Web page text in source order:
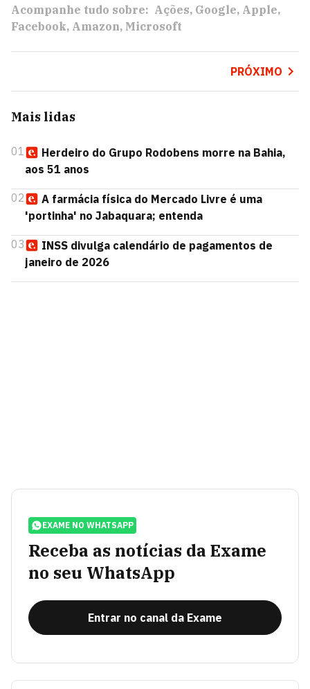
Acompanhe tudo sobre: Ações Google Apple
Facebook Amazon Microsoft
PRÓXIMO
Mais lidas
01
Herdeiro do Grupo Rodobens morre na Bahia,
aos 51 anos
02
A farmácia física do Mercado Livre é uma
'portinha' no Jabaquara; entenda
03
INSS divulga calendário de pagamentos de
janeiro de 2026
EXAME NO WHATSAPP
Receba as notícias da Exame
no seu WhatsApp
Entrar no canal da Exame